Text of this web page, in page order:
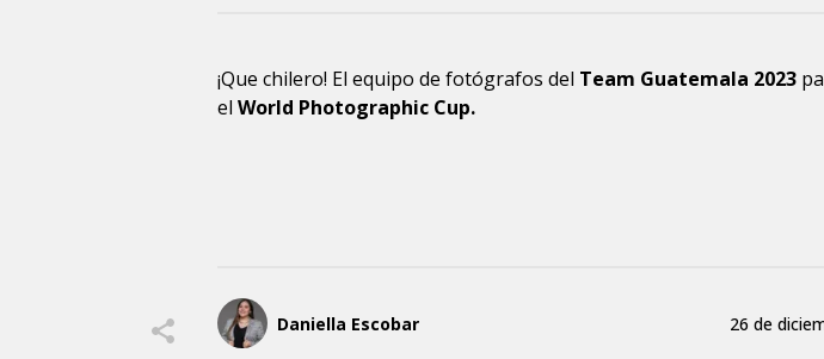
¡Que chilero! El equipo de fotógrafos del Team Guatemala 2023
el World Photographic Cup.
Daniella Escobar 26 de